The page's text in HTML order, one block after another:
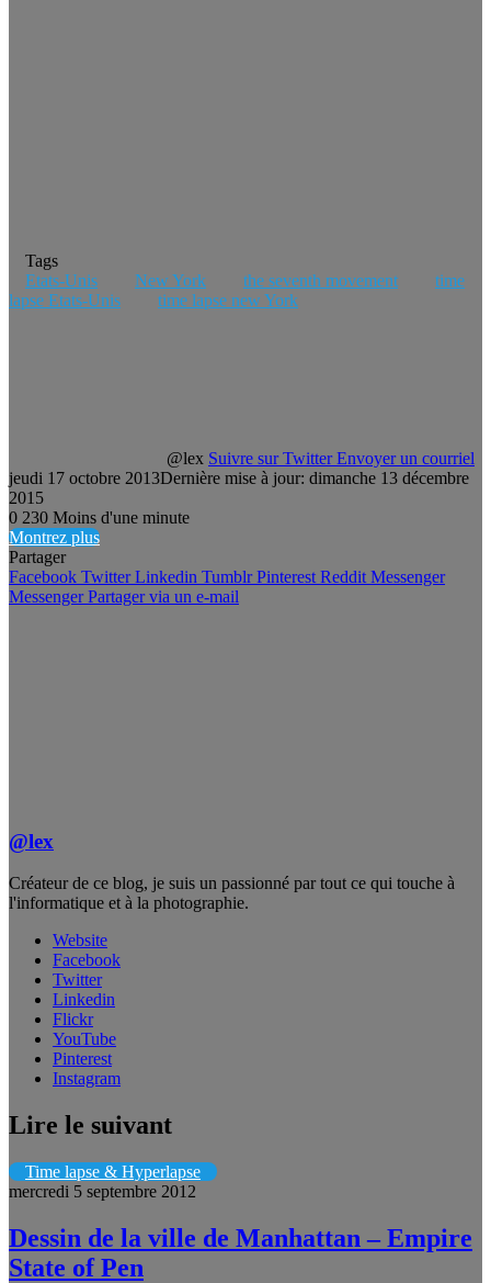
Tags
Etats-Unis
New York the seventh movement
time
lapse Etats-Unis
time lapse new York
@lex Suivre sur Twitter Envoyer un courriel
jeudi 17 octobre 2013Dernière mise à jour: dimanche 13 décembre
2015
0 230 Moins d'une minute
Montrez plus
Partager
Facebook Twitter Linkedin Tumblr Pinterest Reddit Messenger
Messenger Partager via un e-mail
@lex
Créateur de ce blog, je suis un passionné par tout ce qui touche à
l'informatique et à la photographie.
Website
Facebook
Twitter
Linkedin
Flickr
YouTube
Pinterest
Instagram
Lire le suivant
Time lapse & Hyperlapse
mercredi 5 septembre 2012
Dessin de la ville de Manhattan – Empire
State of Pen